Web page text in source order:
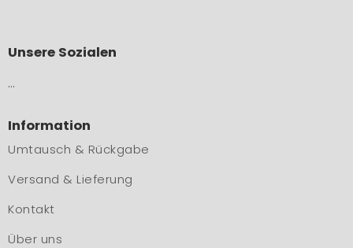
Unsere Sozialen
…
Information
Umtausch & Rückgabe
Versand & Lieferung
Kontakt
Über uns